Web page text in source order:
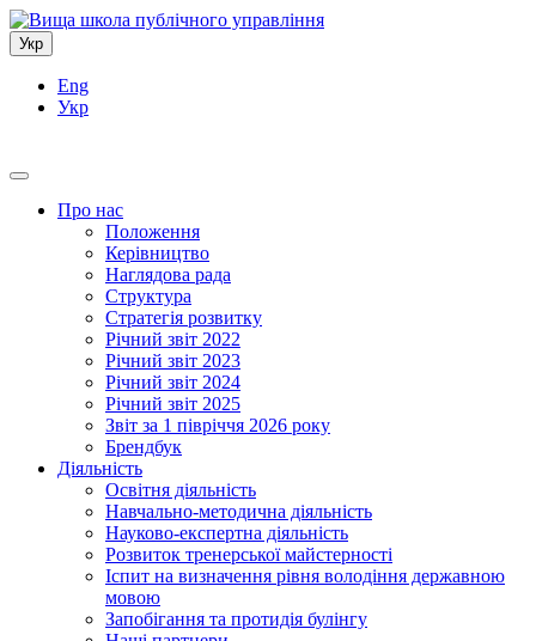
Укр
Eng
Укр
Про нас
Положення
Керівництво
Наглядова рада
Структура
Стратегія розвитку
Річний звіт 2022
Річний звіт 2023
Річний звіт 2024
Річний звіт 2025
Звіт за 1 півріччя 2026 року
Брендбук
Діяльність
Освітня діяльність
Навчально-методична діяльність
Науково-експертна діяльність
Розвиток тренерської майстерності
Іспит на визначення рівня володіння державною
мовою
Запобігання та протидія булінгу